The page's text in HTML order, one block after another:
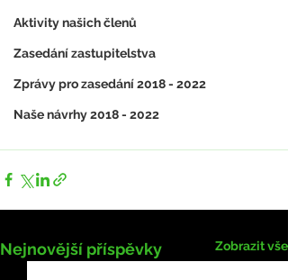
Aktivity našich členů
Zasedání zastupitelstva
Zprávy pro zasedání 2018 - 2022
Naše návrhy 2018 - 2022
Nejnovější příspěvky Zobrazit vše